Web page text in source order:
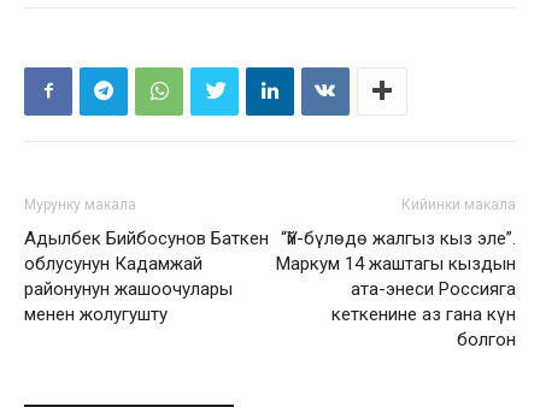
Мурунку макала
Адылбек Бийбосунов Баткен
облусунун Кадамжай
районунун жашоочулары
менен жолугушту
Кийинки макала
“Үй-бүлөдө жалгыз кыз эле”.
Маркум 14 жаштагы кыздын
ата-энеси Россияга
кеткенине аз гана күн
болгон